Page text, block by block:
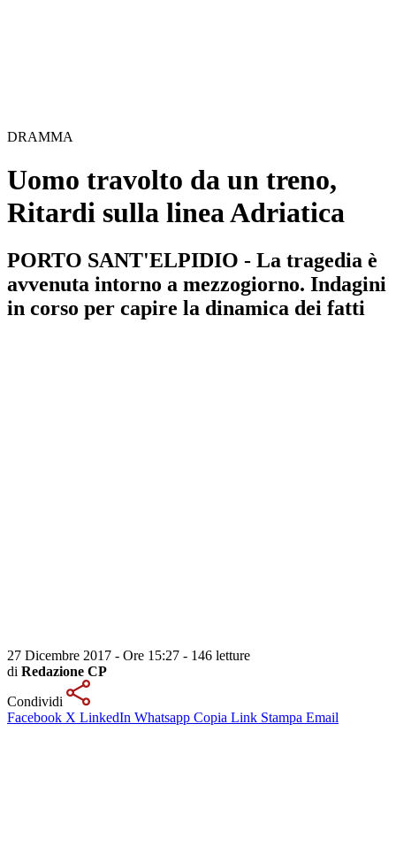
DRAMMA
Uomo travolto da un treno,
Ritardi sulla linea Adriatica
PORTO SANT'ELPIDIO - La tragedia è
avvenuta intorno a mezzogiorno. Indagini
in corso per capire la dinamica dei fatti
27 Dicembre 2017 - Ore 15:27 - 146 letture
di Redazione CP
Condividi
Facebook X LinkedIn Whatsapp Copia Link Stampa Email